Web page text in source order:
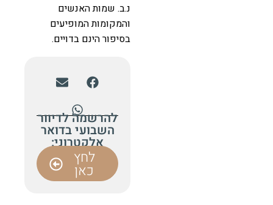
נ.ב. שמות האנשים
והמקומות המופיעים
בסיפור הינם בדויים.
להרשמה לדיוור
השבועי בדואר
אלקטרוני:
לחץ
כאן